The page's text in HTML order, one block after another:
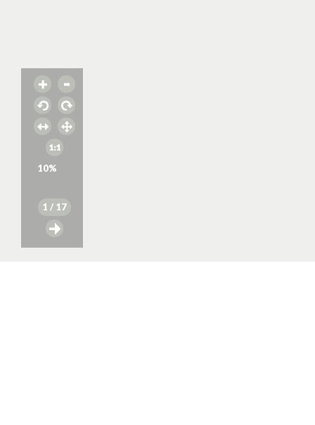
10%
1 / 17